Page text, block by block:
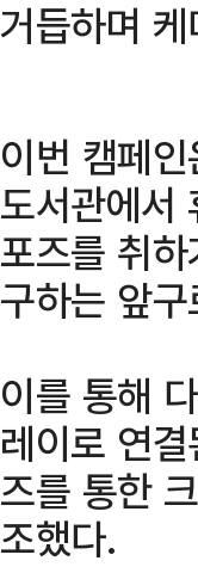
거듭하며
이번 캠페
도서관에서
포즈를 취
구하는 앞
이를 통해
레이로 연
즈를 통한
조했다.